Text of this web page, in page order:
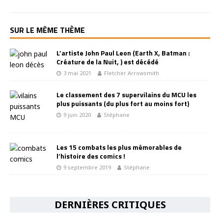
SUR LE MÊME THÈME
L’artiste John Paul Leon (Earth X, Batman :
Créature de la Nuit, ) est décédé
3 mai 2021 Fletcher Arrowsmith
Le classement des 7 supervilains du MCU les
plus puissants (du plus fort au moins fort)
9 juin 2020 Stéphane
Les 15 combats les plus mémorables de
l’histoire des comics !
9 septembre 2019 Stéphane
DERNIÈRES CRITIQUES